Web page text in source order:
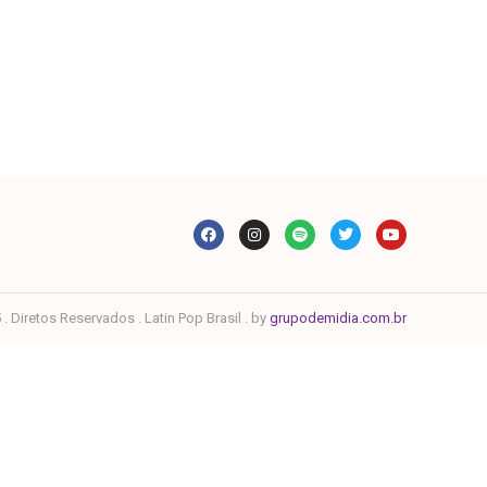
. Diretos Reservados . Latin Pop Brasil . by grupodemidia.com.br